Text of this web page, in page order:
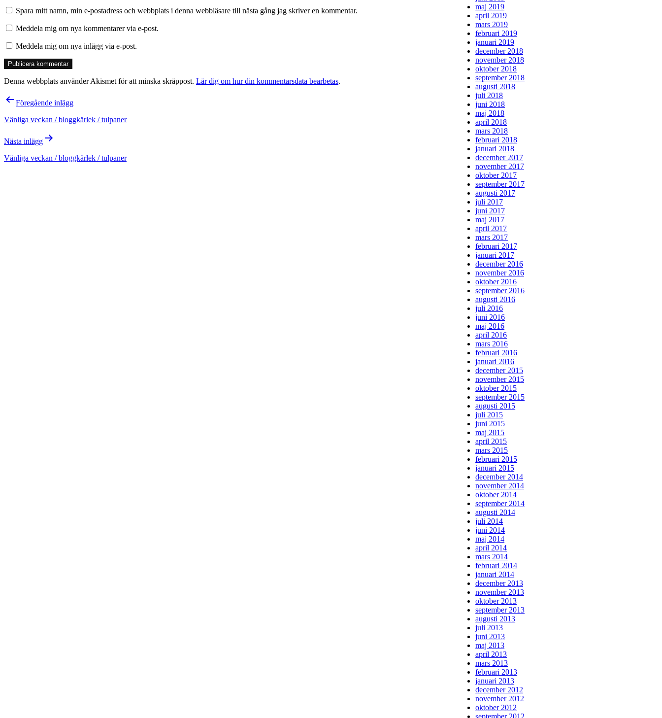
Spara mitt namn, min e-postadress och webbplats i denna webbläsare till nästa gång jag skriver en kommentar.
Meddela mig om nya kommentarer via e-post.
Meddela mig om nya inlägg via e-post.
Denna webbplats använder Akismet för att minska skräppost. Lär dig om hur din kommentarsdata bearbetas.
Inläggsnavigering
Föregående inlägg
Vänliga veckan / bloggkärlek / tulpaner
Nästa inlägg
Vänliga veckan / bloggkärlek / tulpaner
maj 2019
april 2019
mars 2019
februari 2019
januari 2019
december 2018
november 2018
oktober 2018
september 2018
augusti 2018
juli 2018
juni 2018
maj 2018
april 2018
mars 2018
februari 2018
januari 2018
december 2017
november 2017
oktober 2017
september 2017
augusti 2017
juli 2017
juni 2017
maj 2017
april 2017
mars 2017
februari 2017
januari 2017
december 2016
november 2016
oktober 2016
september 2016
augusti 2016
juli 2016
juni 2016
maj 2016
april 2016
mars 2016
februari 2016
januari 2016
december 2015
november 2015
oktober 2015
september 2015
augusti 2015
juli 2015
juni 2015
maj 2015
april 2015
mars 2015
februari 2015
januari 2015
december 2014
november 2014
oktober 2014
september 2014
augusti 2014
juli 2014
juni 2014
maj 2014
april 2014
mars 2014
februari 2014
januari 2014
december 2013
november 2013
oktober 2013
september 2013
augusti 2013
juli 2013
juni 2013
maj 2013
april 2013
mars 2013
februari 2013
januari 2013
december 2012
november 2012
oktober 2012
september 2012